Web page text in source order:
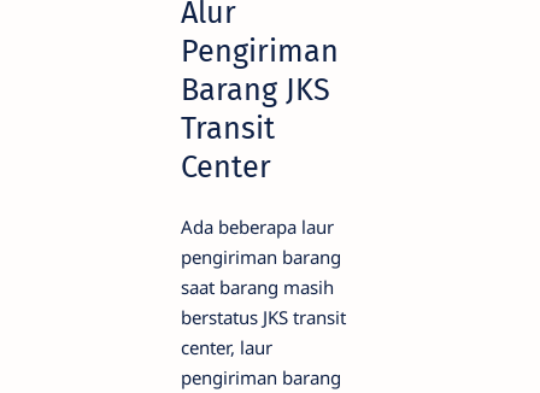
Alur
Pengiriman
Barang JKS
Transit
Center
Ada beberapa laur
pengiriman barang
saat barang masih
berstatus JKS transit
center, laur
pengiriman barang